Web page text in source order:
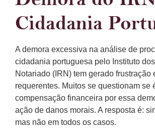
Cidadania
A demora excessiva na análise de
cidadania portuguesa pelo Instituto
Notariado (IRN) tem gerado frustração
requerentes. Muitos se questionam se
compensação financeira por essa
ação de danos morais. A resposta é:
mas não em todos os casos.